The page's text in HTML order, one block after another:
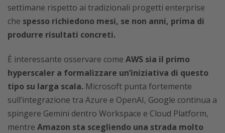
settimane rispetto ai tradizionali progetti enterprise
che spesso richiedono mesi, se non anni, prima di
produrre risultati concreti.
È interessante osservare come AWS sia il primo
hyperscaler a formalizzare un’iniziativa di questo
tipo su larga scala. Microsoft punta fortemente
sull’integrazione tra Azure e OpenAI, Google continua a
spingere Gemini dentro Workspace e Cloud Platform,
mentre Amazon sta scegliendo una strada molto